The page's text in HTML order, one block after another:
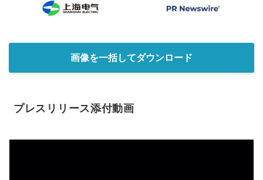
画像を一括してダウンロード
プレスリリース添付動画